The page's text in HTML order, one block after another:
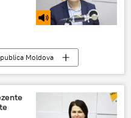
Moldova
Chisinau
Turcia